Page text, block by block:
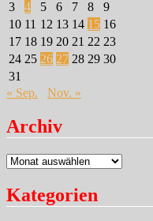
3
4 5 6 7 8
9
10 11 12 13 14 15 16
17 18 19 20 21 22 23
24 25 26 27 28 29 30
31
« Sep.
Nov. »
Archiv
Archiv
Kategorien